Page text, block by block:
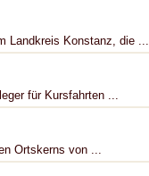
Landkreis Konstanz, die ...
für Kursfahrten ...
Ortskerns von ...